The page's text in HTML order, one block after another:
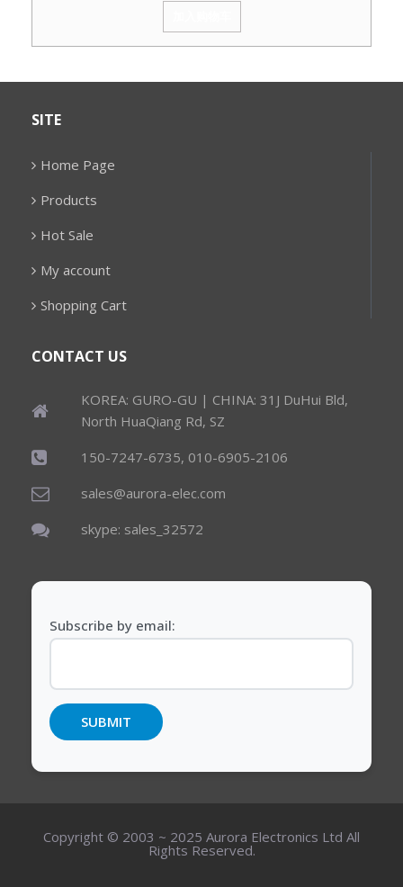
SITE
Home Page
Products
Hot Sale
My account
Shopping Cart
CONTACT US
KOREA: GURO-GU | CHINA: 31J DuHui Bld,
North HuaQiang Rd, SZ
150-7247-6735, 010-6905-2106
sales@aurora-elec.com
skype: sales_32572
Subscribe by email:
Copyright © 2003 ~ 2025 Aurora Electronics Ltd All
Rights Reserved.